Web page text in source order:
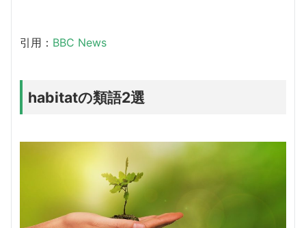
引用： BBC News
habitatの類語2選